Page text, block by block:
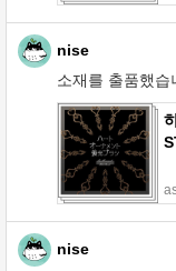
nise
소재를 출품했습
nise